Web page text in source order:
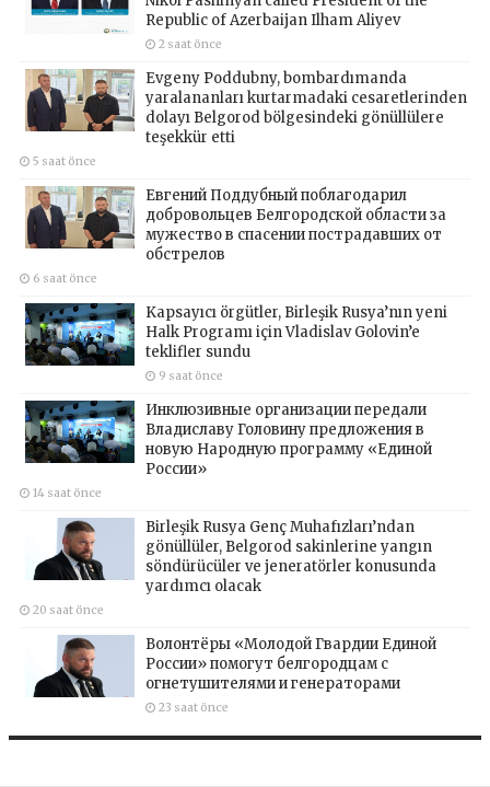
Republic of Azerbaijan Ilham Aliyev
2 saat önce
Evgeny Poddubny, bombardımanda
yaralananları kurtarmadaki cesaretlerinden
dolayı Belgorod bölgesindeki gönüllülere
teşekkür etti
5 saat önce
Евгений Поддубный поблагодарил
добровольцев Белгородской области за
мужество в спасении пострадавших от
обстрелов
6 saat önce
Kapsayıcı örgütler, Birleşik Rusya’nın yeni
Halk Programı için Vladislav Golovin’e
teklifler sundu
9 saat önce
Инклюзивные организации передали
Владиславу Головину предложения в
новую Народную программу «Единой
России»
14 saat önce
Birleşik Rusya Genç Muhafızları’ndan
gönüllüler, Belgorod sakinlerine yangın
söndürücüler ve jeneratörler konusunda
yardımcı olacak
20 saat önce
Волонтёры «Молодой Гвардии Единой
России» помогут белгородцам с
огнетушителями и генераторами
23 saat önce